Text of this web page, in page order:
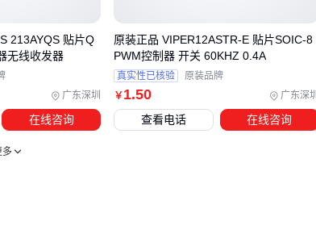
地：未使用防静电手环
安装可能积累静电损伤电路
线：非工业级接线端子
在大电流下易发热氧化
行：未安装
电源滤波器 时电压波动会缩短元件寿命
盒的安装位置尤为关键。监测数据显示，80%的防爆
广东深圳
213AYQS 贴片Q
无线收发器
在线咨询
￥ 1.50 广东深
原装正品 VIPER12ASTR-E 贴片SOIC-8
PWM控制器 开关 60KHZ 0.4A
真实性已核验 原装品牌
查看电话 在线咨询
多